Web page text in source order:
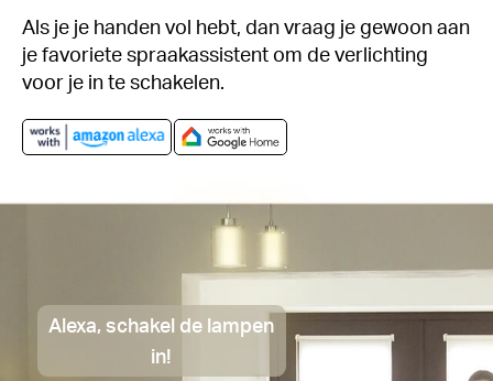
Als je je handen vol hebt, dan vraag je gewoon aan
je favoriete spraakassistent om de verlichting
voor je in te schakelen.
Alexa, schakel de lampen
in!